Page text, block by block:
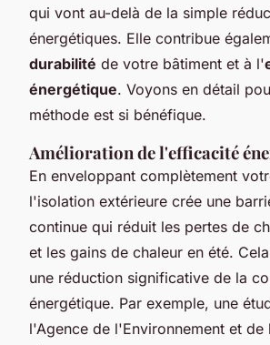
qui vont au-delà de la simple
énergétiques. Elle contribue
durabilité de votre bâtiment et à l'
énergétique. Voyons en détail
méthode est si bénéfique.
Amélioration de l'efficacité
En enveloppant complètement
l'isolation extérieure crée une
continue qui réduit les pertes de
et les gains de chaleur en été.
une réduction significative de la
énergétique. Par exemple, une
l'Agence de l'Environnement et de